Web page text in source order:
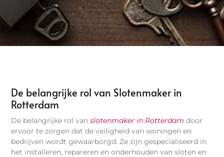
De belangrijke rol van Slotenmaker in
Rotterdam
De belangrijke rol van slotenmaker in Rotterdam door
ervoor te zorgen dat de veiligheid van woningen en
bedrijven wordt gewaarborgd. Ze zijn gespecialiseerd in
het installeren, repareren en onderhouden van sloten en